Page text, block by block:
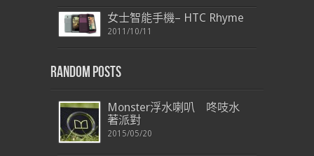
女士智能手機– HTC Rhyme
2011/10/11
Random Posts
Monster浮水喇叭 咚吱水
著派對
2015/05/20